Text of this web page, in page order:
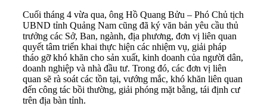
Cuối tháng 4 vừa qua, ông Hồ Quang Bửu – Phó Chủ tịch
UBND tỉnh Quảng Nam cũng đã ký văn bản yêu cầu thủ
trưởng các Sở, Ban, ngành, địa phương, đơn vị liên quan
quyết tâm triển khai thực hiện các nhiệm vụ, giải pháp
tháo gỡ khó khăn cho sản xuất, kinh doanh của người dân,
doanh nghiệp và nhà đầu tư. Trong đó, các đơn vị liên
quan sẽ rà soát các tồn tại, vướng mắc, khó khăn liên quan
đến công tác bồi thường, giải phóng mặt bằng, tái định cư
trên địa bàn tỉnh.